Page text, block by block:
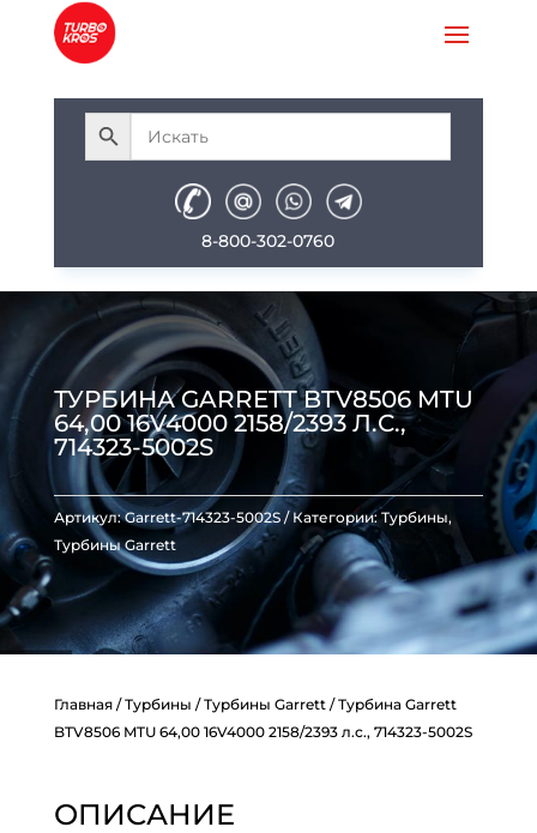
8-800-302-0760
ТУРБИНА GARRETT BTV8506 MTU
64,00 16V4000 2158/2393 Л.С.,
714323-5002S
Артикул:Garrett-714323-5002S Категории:Турбины,
Турбины Garrett
Главная/Турбины /Турбины Garrett/ Турбина Garrett
BTV8506 MTU 64,00 16V4000 2158/2393 л.с., 714323-5002S
ОПИСАНИЕ